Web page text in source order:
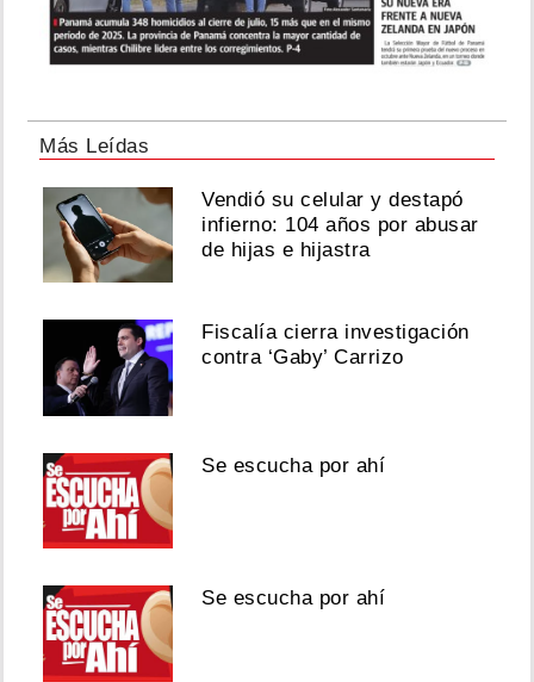
Más Leídas
Vendió su celular y destapó
infierno: 104 años por abusar
de hijas e hijastra
Fiscalía cierra investigación
contra ‘Gaby’ Carrizo
Se escucha por ahí
Se escucha por ahí